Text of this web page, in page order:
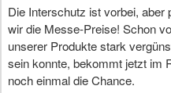
Die Interschutz ist vorbei,
wir die Messe-Preise! Schon
unserer Produkte stark
sein konnte, bekommt jetzt im
noch einmal die Chance.